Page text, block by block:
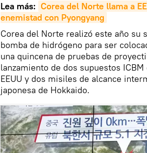
Lea más: Corea del Norte llama a
enemistad con Pyongyang
Corea del Norte realizó este año su
bomba de hidrógeno para ser
una quincena de pruebas de
lanzamiento de dos supuestos
EEUU y dos misiles de alcance
japonesa de Hokkaido.